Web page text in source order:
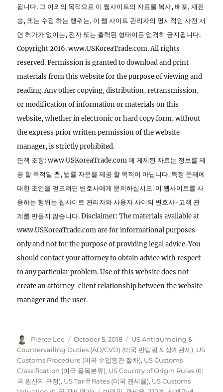
됩니다. 그 이외의 목적으로 이 웹사이트의 자료를 복사, 배포, 재전
송, 또는 수정 하는 행위는, 이 웹 사이트 관리자의 명시적인 사전 서
면 허가가 없이는, 전자 또는 출력된 형태이든 엄격히 금지됩니다.
Copyright 2016. www.USKoreaTrade.com. All rights
reserved. Permission is granted to download and print
materials from this website for the purpose of viewing and
reading. Any other copying, distribution, retransmission,
or modification of information or materials on this
website, whether in electronic or hard copy form, without
the express prior written permission of the website
manager, is strictly prohibited.
면책 조항: www.USKoreaTrade.com 에 게제된 자료는 정보를 제
공 할 목적일 뿐, 법률 자문을 제공 할 목적이 아닙니다. 특정 문제에
대한 조언을 얻으려면 변호사에게 문의하십시오. 이 웹사이트를 사
용하는 행위는 웹사이트 관리자와 사용자 사이의 변호사-고객 관
계를 만들지 않습니다. Disclaimer: The materials available at
www.USKoreaTrade.com are for informational purposes
only and not for the purpose of providing legal advice. You
should contact your attorney to obtain advice with respect
to any particular problem. Use of this website does not
create an attorney-client relationship between the website
manager and the user.
Author
Pierce Lee
Posted
on
October 5, 2018 Categories
US Antidumping &
Countervailing Duties (AD/CVD) (미국 반덤핑 & 상계관세), US
Customs Procedure (미국 수입통관 절차), US Customs
Classification (미국 품목분류), US Country of Origin Rules (미
국 원산지 규정), US Tariff Rates (미국 관세율), US Customs